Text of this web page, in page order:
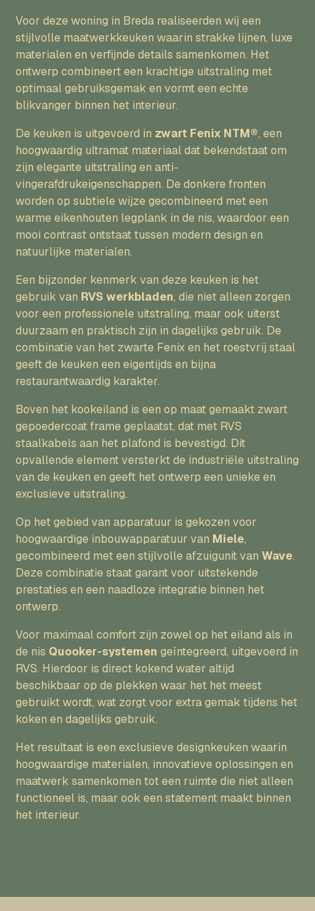
Voor deze woning in Breda realiseerden wij een
stijlvolle maatwerkkeuken waarin strakke lijnen, luxe
materialen en verfijnde details samenkomen. Het
ontwerp combineert een krachtige uitstraling met
optimaal gebruiksgemak en vormt een echte
blikvanger binnen het interieur.
De keuken is uitgevoerd in zwart Fenix NTM®, een
hoogwaardig ultramat materiaal dat bekendstaat om
zijn elegante uitstraling en anti-
vingerafdrukeigenschappen. De donkere fronten
worden op subtiele wijze gecombineerd met een
warme eikenhouten legplank in de nis, waardoor een
mooi contrast ontstaat tussen modern design en
natuurlijke materialen.
Een bijzonder kenmerk van deze keuken is het
gebruik van RVS werkbladen, die niet alleen zorgen
voor een professionele uitstraling, maar ook uiterst
duurzaam en praktisch zijn in dagelijks gebruik. De
combinatie van het zwarte Fenix en het roestvrij staal
geeft de keuken een eigentijds en bijna
restaurantwaardig karakter.
Boven het kookeiland is een op maat gemaakt zwart
gepoedercoat frame geplaatst, dat met RVS
staalkabels aan het plafond is bevestigd. Dit
opvallende element versterkt de industriële uitstraling
van de keuken en geeft het ontwerp een unieke en
exclusieve uitstraling.
Op het gebied van apparatuur is gekozen voor
hoogwaardige inbouwapparatuur van Miele,
gecombineerd met een stijlvolle afzuigunit vanWave.
Deze combinatie staat garant voor uitstekende
prestaties en een naadloze integratie binnen het
ontwerp.
Voor maximaal comfort zijn zowel op het eiland als in
de nis Quooker-systemen geïntegreerd, uitgevoerd in
RVS. Hierdoor is direct kokend water altijd
beschikbaar op de plekken waar het het meest
gebruikt wordt, wat zorgt voor extra gemak tijdens het
koken en dagelijks gebruik.
Het resultaat is een exclusieve designkeuken waarin
hoogwaardige materialen, innovatieve oplossingen en
maatwerk samenkomen tot een ruimte die niet alleen
functioneel is, maar ook een statement maakt binnen
het interieur.